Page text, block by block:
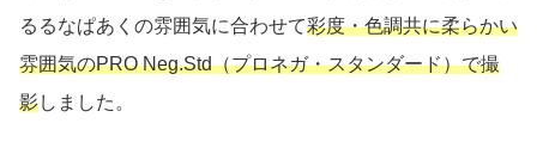
るるなぱあくの雰囲気に合わせて彩度・色調共に柔らかい
雰囲気のPRO Neg.Std（プロネガ・スタンダード）で撮
影しました。